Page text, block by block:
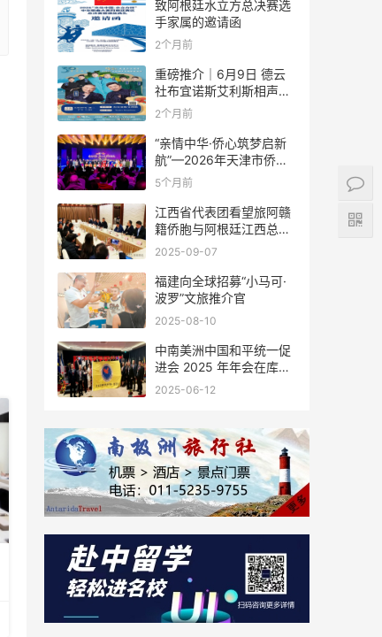
致阿根廷水立方总决赛选
手家属的邀请函
2个月前
重磅推介｜6月9日 德云
社布宜诺斯艾利斯相声专
场！国风曲艺邂逅南美风
结！
2个月前
“亲情中华·侨心筑梦启新
航”—2026年天津市侨界
新春联谊活动成功举办
5个月前
江西省代表团看望旅阿赣
籍侨胞与阿根廷江西总商
会座谈
2025-09-07
福建向全球招募“小马可·
波罗”文旅推介官
2025-08-10
中南美洲中国和平统一促
进会 2025 年年会在库拉
索圆满举行，共绘反“独”
2025-06-12